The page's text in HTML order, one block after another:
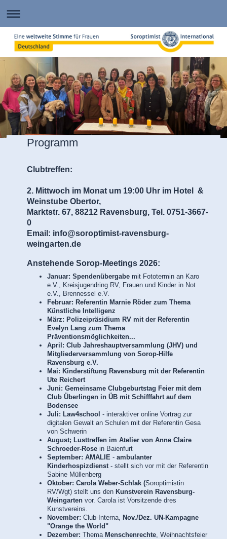
Programm
Clubtreffen:
2. Mittwoch im Monat um 19:00 Uhr im Hotel &
Weinstube Obertor,
Marktstr. 67, 88212 Ravensburg, Tel. 0751-3667-
0
Email: info@soroptimist-ravensburg-
weingarten.de
Anstehende Sorop-Meetings 2026:
Januar: Spendenübergabe mit Fototermin an Karo
e.V., Kreisjugendring RV, Frauen und Kinder in Not
e.V., Brennessel e.V.
Februar: Referentin Marnie Röder zum Thema
Künstliche Intelligenz
März: Polizeipräsidium RV mit der Referentin
Evelyn Lang zum Thema
Präventionsmöglichkeiten...
April: Club Jahreshauptversammlung (JHV) und
Mitgliederversammlung von Sorop-Hilfe
Ravensburg e.V.
Mai: Kinderstiftung Ravensburg mit der Referentin
Ute Reichert
Juni: Gemeinsame Clubgeburtstag Feier mit dem
Club Überlingen in ÜB mit Schifffahrt auf dem
Bodensee
Juli: Law4school - interaktiver online Vortrag zur
digitalen Gewalt an Schulen mit der Referentin Gesa
von Schwerin
August; Lusttreffen im Atelier von Anne Claire
Schroeder-Rose in Baienfurt
September: AMALIE -ambulanter
Kinderhospizdienst - stellt sich vor mit der Referentin
Sabine Müllenberg
Oktober: Carola Weber-Schlak (Soroptimistin
RV/Wgt) stellt uns den Kunstverein Ravensburg-
Weingarten vor. Carola ist Vorsitzende dres
Kunstvereins.
November: Club-Interna,
Nov./Dez. UN-Kampagne
"Orange the World"
Dezember: Thema Menschenrechte , Weihnachtsfeier